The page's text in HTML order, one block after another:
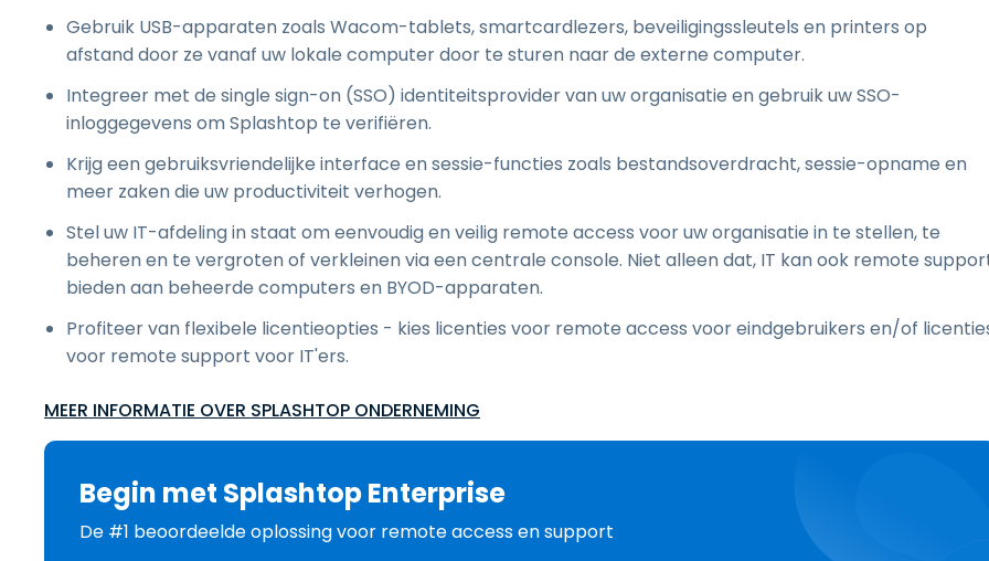
Gebruik USB-apparaten zoals Wacom-tablets, smartcardlezers, beveiligingssleutels en printers op
afstand door ze vanaf uw lokale computer door te sturen naar de externe computer.
Integreer met de single sign-on (SSO) identiteitsprovider van uw organisatie en gebruik uw SSO-
inloggegevens om Splashtop te verifiëren.
Krijg een gebruiksvriendelijke interface en sessie-functies zoals bestandsoverdracht, sessie-opname en
meer zaken die uw productiviteit verhogen.
Stel uw IT-afdeling in staat om eenvoudig en veilig remote access voor uw organisatie in te stellen, te
beheren en te vergroten of verkleinen via een centrale console. Niet alleen dat, IT kan ook remote
bieden aan beheerde computers en BYOD-apparaten.
Profiteer van flexibele licentieopties - kies licenties voor remote access voor eindgebruikers en/of
voor remote support voor IT'ers.
MEER INFORMATIE OVER SPLASHTOP ONDERNEMING
Begin met Splashtop Enterprise
De #1 beoordeelde oplossing voor remote access en support